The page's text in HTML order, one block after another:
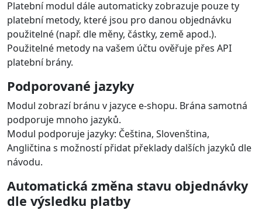
Platební modul dále automaticky zobrazuje pouze ty
platební metody, které jsou pro danou objednávku
použitelné (např. dle měny, částky, země apod.).
Použitelné metody na vašem účtu ověřuje přes API
platební brány.
Podporované jazyky
Modul zobrazí bránu v jazyce e-shopu. Brána samotná
podporuje mnoho jazyků.
Modul podporuje jazyky: Čeština, Slovenština,
Angličtina s možností přidat překlady dalších jazyků dle
návodu.
Automatická změna stavu objednávky
dle výsledku platby